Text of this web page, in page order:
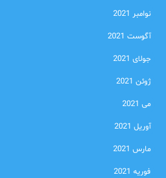
نوامبر 2021
آگوست 2021
جولای 2021
ژوئن 2021
می 2021
آوریل 2021
مارس 2021
فوریه 2021